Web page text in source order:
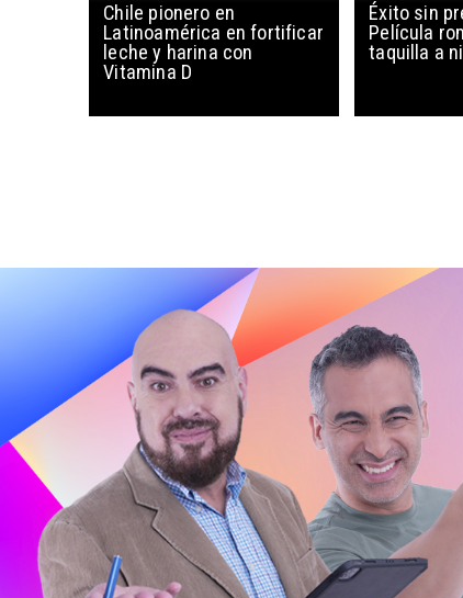
Chile pionero en
Latinoamérica en fortificar
leche y harina con
Vitamina D
Éxito sin
Película
taquilla a